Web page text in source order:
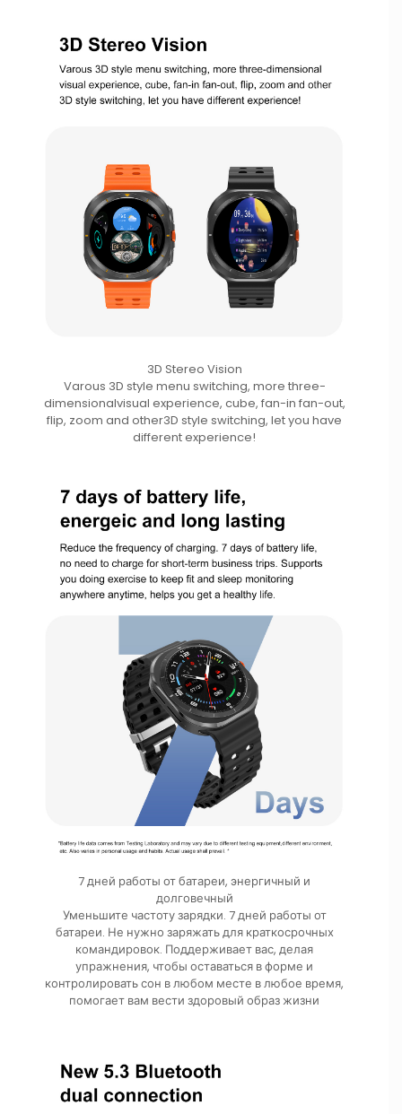
3D Stereo Vision
Varous 3D style menu switching, more three-
dimensionalvisual experience, cube, fan-in fan-out,
flip, zoom and other3D style switching, let you have
different experience!
7 дней работы от батареи, энергичный и
долговечный
Уменьшите частоту зарядки. 7 дней работы от
батареи. Не нужно заряжать для краткосрочных
командировок. Поддерживает вас, делая
упражнения, чтобы оставаться в форме и
контролировать сон в любом месте в любое время,
помогает вам вести здоровый образ жизни